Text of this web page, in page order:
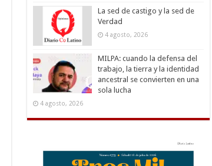
La sed de castigo y la sed de
Verdad
4 agosto, 2026
MILPA: cuando la defensa del
trabajo, la tierra y la identidad
ancestral se convierten en una
sola lucha
4 agosto, 2026